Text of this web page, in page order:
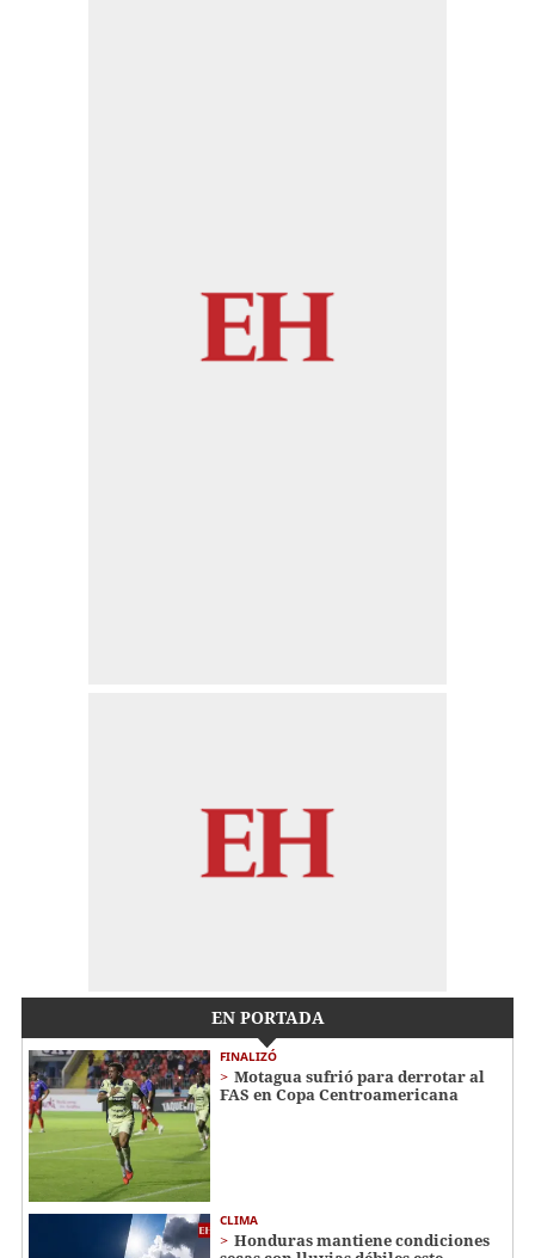
EN PORTADA
FINALIZÓ
Motagua sufrió para derrotar al
FAS en Copa Centroamericana
CLIMA
Honduras mantiene condiciones